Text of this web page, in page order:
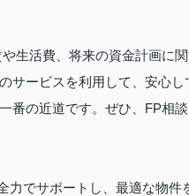
生活費、将来の資金計画に
サービスを利用して、安心
番の近道です。ぜひ、FP相
力でサポートし、最適な物件